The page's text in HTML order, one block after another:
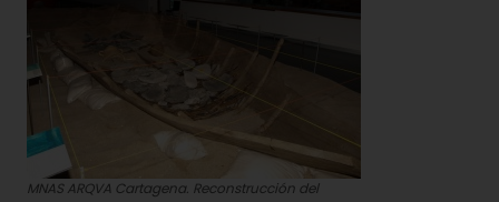
MNAS ARQVA Cartagena. Reconstrucción del